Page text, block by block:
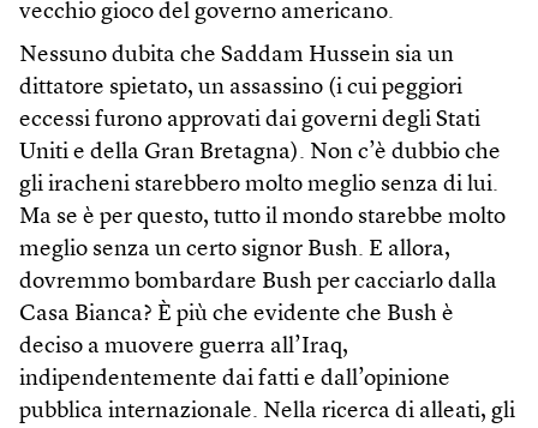
vecchio gioco del governo americano.
Nessuno dubita che Saddam Hussein sia un
dittatore spietato, un assassino (i cui peggiori
eccessi furono approvati dai governi degli Stati
Uniti e della Gran Bretagna). Non c’è dubbio che
gli iracheni starebbero molto meglio senza di lui.
Ma se è per questo, tutto il mondo starebbe molto
meglio senza un certo signor Bush. E allora,
dovremmo bombardare Bush per cacciarlo dalla
Casa Bianca? È più che evidente che Bush è
deciso a muovere guerra all’Iraq,
indipendentemente dai fatti e dall’opinione
pubblica internazionale. Nella ricerca di alleati, gli